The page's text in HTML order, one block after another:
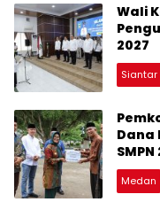
Wali
2027
Siantar
Dana
SMPN
Medan